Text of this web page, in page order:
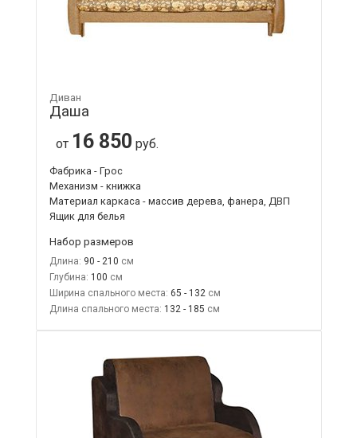
Диван
Даша
от 16 850 руб.
Фабрика - Грос
Механизм - книжка
Материал каркаса - массив дерева, фанера, ДВП
Ящик для белья
Набор размеров
Длина: 90 - 210
Глубина: 100
Ширина спального места: 65 - 132
Длина спального места: 132 - 185